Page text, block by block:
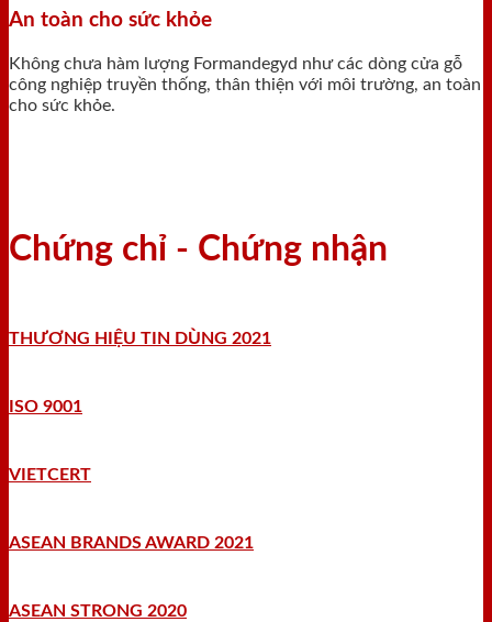
An toàn cho sức khỏe
Không chưa hàm lượng Formandegyd như các dòng cửa gỗ
công nghiệp truyền thống, thân thiện với môi trường, an toàn
cho sức khỏe.
Chứng chỉ - Chứng nhận
THƯƠNG HIỆU TIN DÙNG 2021
ISO 9001
VIETCERT
ASEAN BRANDS AWARD 2021
ASEAN STRONG 2020